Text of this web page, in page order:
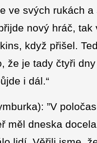
ve svých rukách
nový hráč,
když přišel.
že je tady čtyři
i dál.“
”V
měl dneska